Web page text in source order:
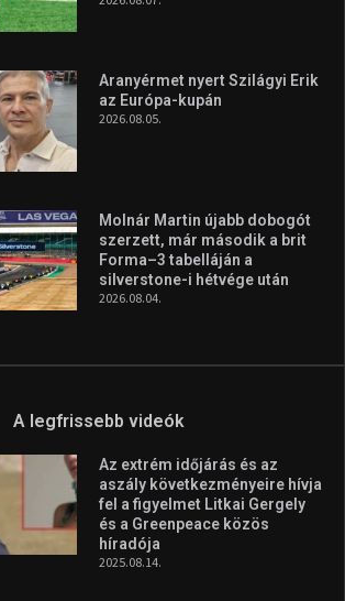
Aranyérmet nyert Szilágyi Erik
az Európa-kupán
2026.08.05.
Molnár Martin újabb dobogót
szerzett, már második a brit
Forma–3 tabelláján a
silverstone-i hétvége után
2026.08.04.
A legfrissebb videók
Az extrém időjárás és az
aszály következményeire hívja
fel a figyelmet Litkai Gergely
és a Greenpeace közös
híradója
2025.08.14.